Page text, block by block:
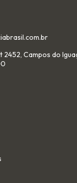
2452, Campos do